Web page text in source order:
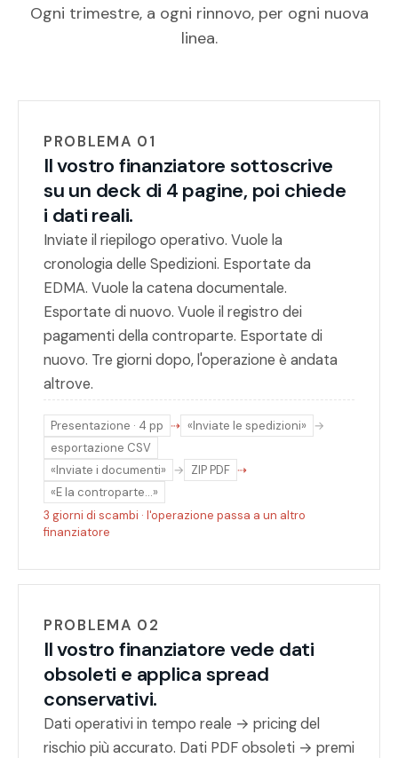
Ogni trimestre, a ogni rinnovo, per ogni nuova
linea.
PROBLEMA 01
Il vostro finanziatore sottoscrive
su un deck di 4 pagine, poi chiede
i dati reali.
Inviate il riepilogo operativo. Vuole la
cronologia delle Spedizioni. Esportate da
EDMA. Vuole la catena documentale.
Esportate di nuovo. Vuole il registro dei
pagamenti della controparte. Esportate di
nuovo. Tre giorni dopo, l'operazione è andata
altrove.
Presentazione · 4 pp ⇢ «Inviate le spedizioni» →
esportazione CSV
«Inviate i documenti» → ZIP PDF ⇢
«E la controparte…»
3 giorni di scambi · l'operazione passa a un altro
finanziatore
PROBLEMA 02
Il vostro finanziatore vede dati
obsoleti e applica spread
conservativi.
Dati operativi in tempo reale → pricing del
rischio più accurato. Dati PDF obsoleti → premi